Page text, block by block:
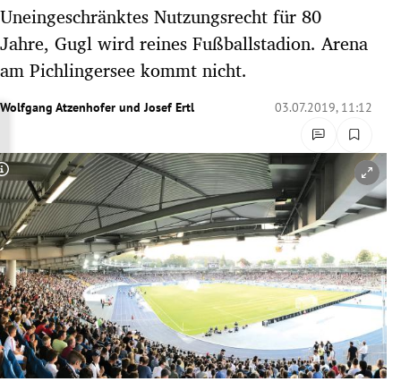
Untermenü
Untermenü
Untermenü
Untermenü
Untermenü
Untermenü
Untermenü
Untermenü
Untermenü
Uneingeschränktes Nutzungsrecht für 80
Jahre, Gugl wird reines Fußballstadion. Arena
am Pichlingersee kommt nicht.
Wolfgang Atzenhofer und Josef Ertl 03.07.2019, 11:12
Copyright-Hinweis öffnen/schließen